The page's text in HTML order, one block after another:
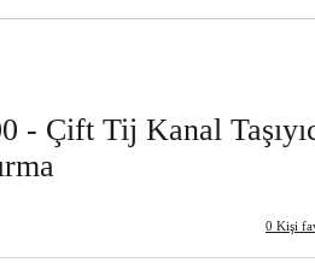
- Çift Tij Kanal
0 Kişi